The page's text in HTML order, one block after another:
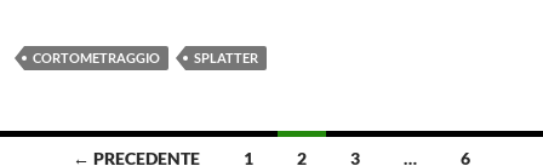
CORTOMETRAGGIO SPLATTER
Navigazione
← PRECEDENTE 1 2 3 … 6